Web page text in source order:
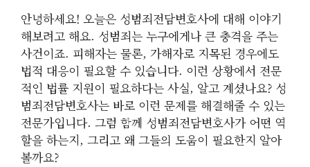
안녕하세요! 오늘은 성범죄전담변호사에 대해 이야기
해보려고 해요. 성범죄는 누구에게나 큰 충격을 주는
사건이죠. 피해자는 물론, 가해자로 지목된 경우에도
법적 대응이 필요할 수 있습니다. 이런 상황에서 전문
적인 법률 지원이 필요하다는 사실, 알고 계셨나요? 성
범죄전담변호사는 바로 이런 문제를 해결해줄 수 있는
전문가입니다. 그럼 함께 성범죄전담변호사가 어떤 역
할을 하는지, 그리고 왜 그들의 도움이 필요한지 알아
볼까요?